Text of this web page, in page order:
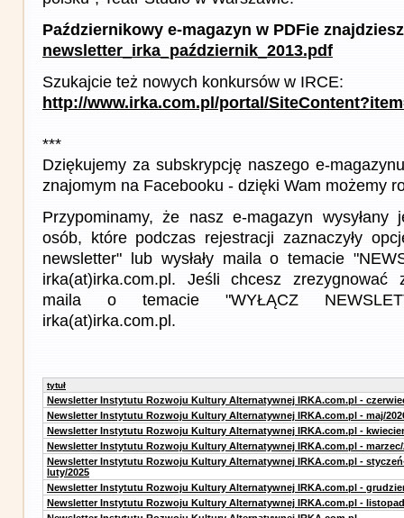
Październikowy e-magazyn w PDFie
newsletter_irka_październik_2013.pdf
Szukajcie też nowych konkursów w IRCE:
http://www.irka.com.pl/portal/
***
Dziękujemy za subskrypcję naszego e-
znajomym na Facebooku - dzięki Wam możemy
Przypominamy, że nasz e-magazyn
osób, które podczas rejestracji zaznaczyły
newsletter" lub wysłały maila o temacie
irka(at)irka.com.pl. Jeśli chcesz zrezygnować
maila o temacie "WYŁĄCZ
irka(at)irka.com.pl.
tytuł
Newsletter Instytutu Rozwoju Kultury Alternatywnej IRKA.com.pl -
Newsletter Instytutu Rozwoju Kultury Alternatywnej IRKA.com.pl - maj/
Newsletter Instytutu Rozwoju Kultury Alternatywnej IRKA.com.pl -
Newsletter Instytutu Rozwoju Kultury Alternatywnej IRKA.com.pl - marzec/
Newsletter Instytutu Rozwoju Kultury Alternatywnej IRKA.com.pl -
luty/2025
Newsletter Instytutu Rozwoju Kultury Alternatywnej IRKA.com.pl -
Newsletter Instytutu Rozwoju Kultury Alternatywnej IRKA.com.pl -